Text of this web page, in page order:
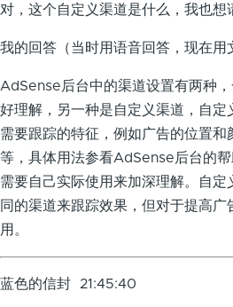
对，这个自定义渠道是什么，我也想
我的回答（当时用语音回答，现在用
AdSense后台中的渠道设置有两种
好理解，另一种是自定义渠道，自定
需要跟踪的特征，例如广告的位置和
等，具体用法参看AdSense后台的帮
需要自己实际使用来加深理解。自定
同的渠道来跟踪效果，但对于提高
用。
蓝色的信封 21:45:40